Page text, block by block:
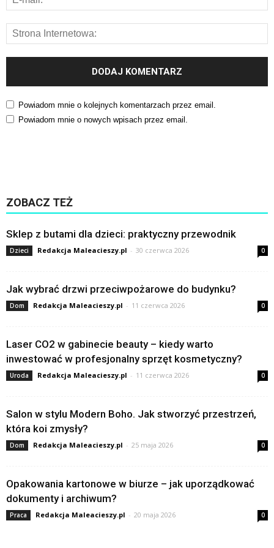
Powiadom mnie o kolejnych komentarzach przez email.
Powiadom mnie o nowych wpisach przez email.
ZOBACZ TEŻ
Sklep z butami dla dzieci: praktyczny przewodnik
Dzieci Redakcja Maleacieszy.pl - 30 czerwca 2026 0
Jak wybrać drzwi przeciwpożarowe do budynku?
Dom Redakcja Maleacieszy.pl - 11 czerwca 2026 0
Laser CO2 w gabinecie beauty – kiedy warto
inwestować w profesjonalny sprzęt kosmetyczny?
Uroda Redakcja Maleacieszy.pl - 11 czerwca 2026 0
Salon w stylu Modern Boho. Jak stworzyć przestrzeń,
która koi zmysły?
Dom Redakcja Maleacieszy.pl - 25 maja 2026 0
Opakowania kartonowe w biurze – jak uporządkować
dokumenty i archiwum?
Praca Redakcja Maleacieszy.pl - 20 maja 2026 0